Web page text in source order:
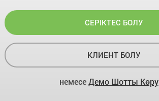
СЕРІКТЕС БОЛУ
КЛИЕНТ БОЛУ
немесеДемо Шотты Көру